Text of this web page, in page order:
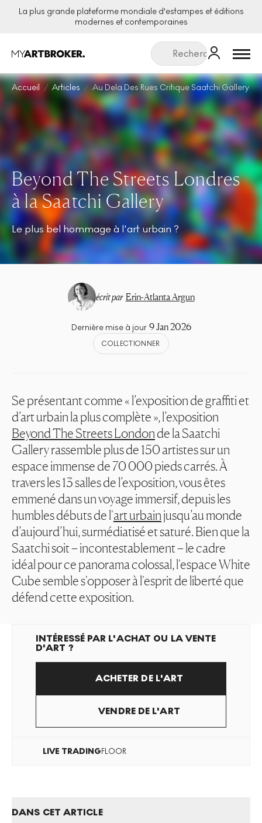
La plus grande plateforme mondiale d'estampes et éditions
modernes et contemporaines
Menu
Accueil Articles Au Dela Des Rues Critique Saatchi Gallery
Beyond The Streets Londres
à la Saatchi Gallery
Le plus bel hommage à l'art urbain ?
écrit par Erin-Atlanta Argun
Dernière mise à jour 9 Jan 2026
COLLECTIONNER
Se présentant comme « l’exposition de graffiti et
d’art urbain la plus complète », l’exposition
Beyond The Streets Londonde la Saatchi
Gallery rassemble plus de 150 artistes sur un
espace immense de 70 000 pieds carrés. À
travers les 13 salles de l’exposition, vous êtes
emmené dans un voyage immersif, depuis les
humbles débuts de l'art urbainjusqu’au monde
d’aujourd’hui, surmédiatisé et saturé. Bien que la
Saatchi soit – incontestablement – le cadre
idéal pour ce panorama colossal, l'espace White
Cube semble s'opposer à l'esprit de liberté que
défend cette exposition.
INTÉRESSÉ PAR L'ACHAT OU LA VENTE
D'ART ?
ACHETER DE L'ART
VENDRE DE L'ART
LIVE TRADINGFLOOR
DANS CET ARTICLE